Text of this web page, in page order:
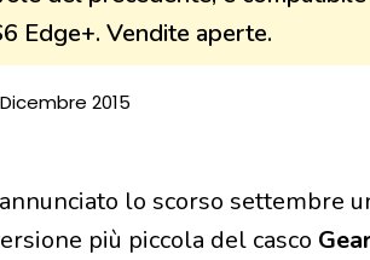
Edge+. Vendite aperte.
2015
lo scorso settembre
più piccola del casco